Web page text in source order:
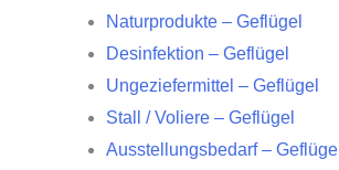
Naturprodukte – Geflügel
Desinfektion – Geflügel
Ungeziefermittel – Geflügel
Stall / Voliere – Geflügel
Ausstellungsbedarf – Geflügel